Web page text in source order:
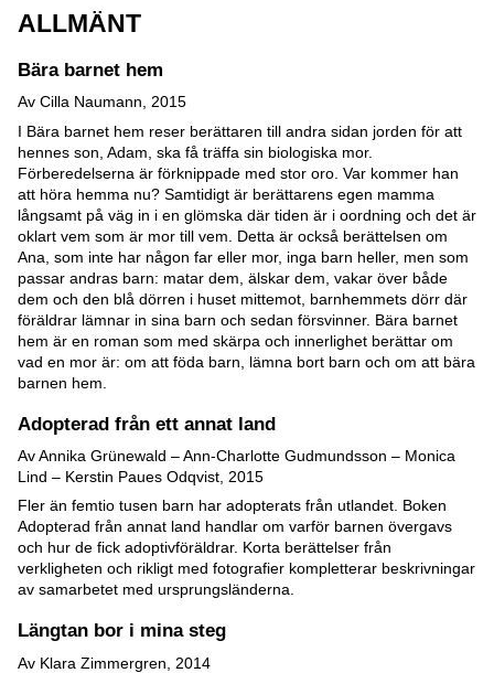
ALLMÄNT
Bära barnet hem
Av Cilla Naumann, 2015
I Bära barnet hem reser berättaren till andra sidan jorden för att
hennes son, Adam, ska få träffa sin biologiska mor.
Förberedelserna är förknippade med stor oro. Var kommer han
att höra hemma nu? Samtidigt är berättarens egen mamma
långsamt på väg in i en glömska där tiden är i oordning och det är
oklart vem som är mor till vem. Detta är också berättelsen om
Ana, som inte har någon far eller mor, inga barn heller, men som
passar andras barn: matar dem, älskar dem, vakar över både
dem och den blå dörren i huset mittemot, barnhemmets dörr där
föräldrar lämnar in sina barn och sedan försvinner. Bära barnet
hem är en roman som med skärpa och innerlighet berättar om
vad en mor är: om att föda barn, lämna bort barn och om att bära
barnen hem.
Adopterad från ett annat land
Av Annika Grünewald – Ann-Charlotte Gudmundsson – Monica
Lind – Kerstin Paues Odqvist, 2015
Fler än femtio tusen barn har adopterats från utlandet. Boken
Adopterad från annat land handlar om varför barnen övergavs
och hur de fick adoptivföräldrar. Korta berättelser från
verkligheten och rikligt med fotografier kompletterar beskrivningar
av samarbetet med ursprungsländerna.
Längtan bor i mina steg
Av Klara Zimmergren, 2014